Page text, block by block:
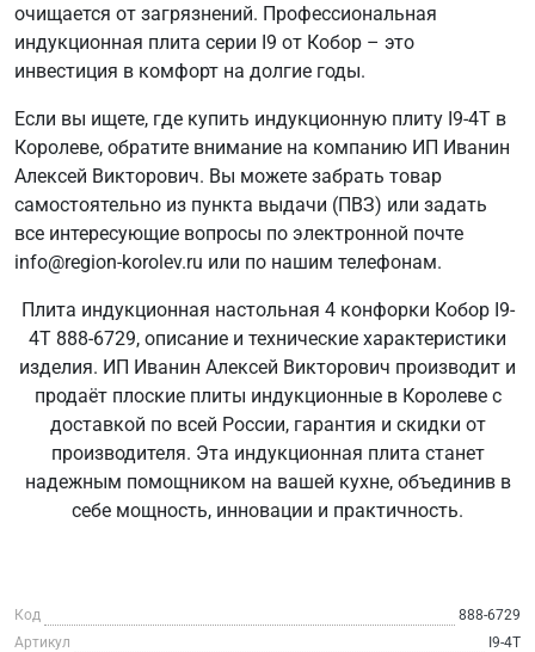
очищается от загрязнений. Профессиональная
индукционная плита серии I9 от Кобор – это
инвестиция в комфорт на долгие годы.
Если вы ищете, где купить индукционную плиту I9-4T в
Королеве, обратите внимание на компанию ИП Иванин
Алексей Викторович. Вы можете забрать товар
самостоятельно из пункта выдачи (ПВЗ) или задать
все интересующие вопросы по электронной почте
info@region-korolev.ru или по нашим телефонам.
Плита индукционная настольная 4 конфорки Кобор I9-
4T 888-6729, описание и технические характеристики
изделия. ИП Иванин Алексей Викторович производит и
продаёт плоские плиты индукционные в Королеве с
доставкой по всей России, гарантия и скидки от
производителя. Эта индукционная плита станет
надежным помощником на вашей кухне, объединив в
себе мощность, инновации и практичность.
Код
888-6729
Артикул
I9-4T